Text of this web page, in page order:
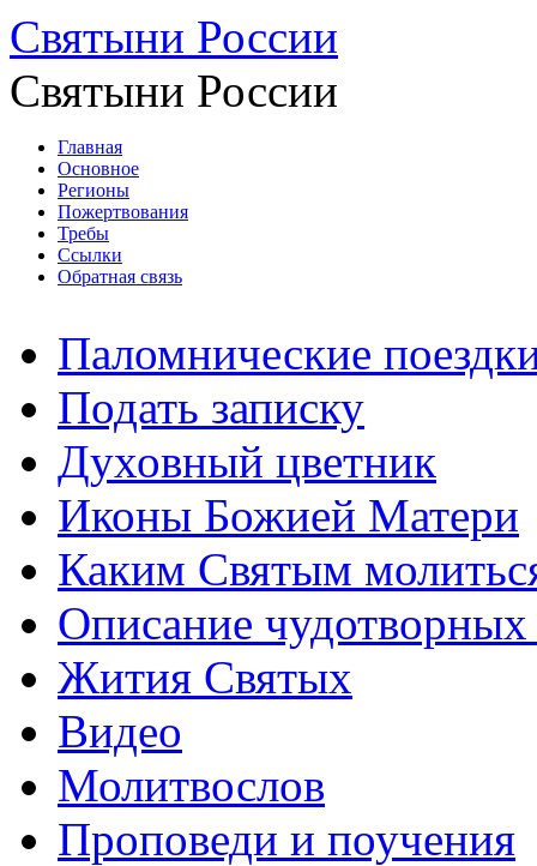
Святыни России
Святыни России
Главная
Основное
Регионы
Пожертвования
Требы
Ссылки
Обратная связь
Паломнические
Подать записку
Духовный цветник
Иконы Божией Матери
Каким Святым
Описание
Жития Святых
Видео
Молитвослов
Проповеди и поучения